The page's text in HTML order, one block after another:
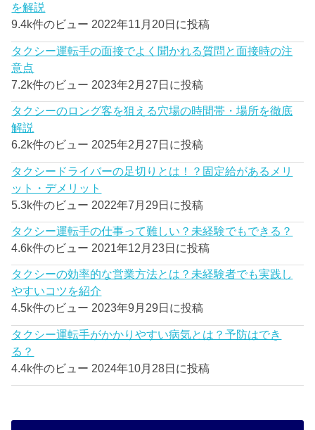
を解説
9.4k件のビュー 2022年11月20日に投稿
タクシー運転手の面接でよく聞かれる質問と面接時の注
意点
7.2k件のビュー 2023年2月27日に投稿
タクシーのロング客を狙える穴場の時間帯・場所を徹底
解説
6.2k件のビュー 2025年2月27日に投稿
タクシードライバーの足切りとは！？固定給があるメリ
ット・デメリット
5.3k件のビュー 2022年7月29日に投稿
タクシー運転手の仕事って難しい？未経験でもできる？
4.6k件のビュー 2021年12月23日に投稿
タクシーの効率的な営業方法とは？未経験者でも実践し
やすいコツを紹介
4.5k件のビュー 2023年9月29日に投稿
タクシー運転手がかかりやすい病気とは？予防はでき
る？
4.4k件のビュー 2024年10月28日に投稿